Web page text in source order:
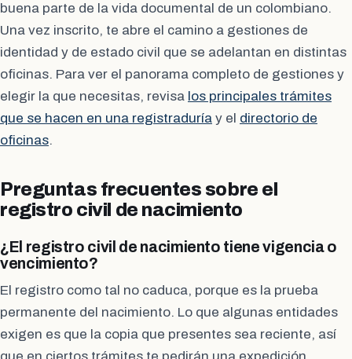
buena parte de la vida documental de un colombiano.
Una vez inscrito, te abre el camino a gestiones de
identidad y de estado civil que se adelantan en distintas
oficinas. Para ver el panorama completo de gestiones y
elegir la que necesitas, revisa los principales trámites
que se hacen en una registraduría y el directorio de
oficinas.
Preguntas frecuentes sobre el
registro civil de nacimiento
¿El registro civil de nacimiento tiene vigencia o
vencimiento?
El registro como tal no caduca, porque es la prueba
permanente del nacimiento. Lo que algunas entidades
exigen es que la copia que presentes sea reciente, así